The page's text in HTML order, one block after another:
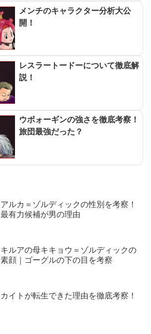
メンチのキャラクター分析大公
開！
レスラートードーについて徹底解
説！
ウボォーギンの強さを徹底考察！
旅団最強だった？
アルカ＝ゾルディックの性別を考察！
最有力候補が男の理由
キルアの母キキョウ＝ゾルディックの
素顔｜ゴーグルの下の目を考察
カイトが転生できた理由を徹底考察！